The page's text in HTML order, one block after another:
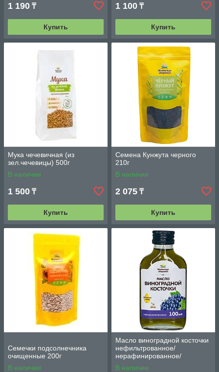
1 190 ₸
Купить
1 100 ₸
Купить
Мука чечевичная (из
зел.чечевицы) 500г
В наличии
1 500 ₸
Купить
Семена Кунжута черного
210г
В наличии
2 075 ₸
Купить
Семечки подсолнечника
очищенные 200г
В наличии
Масло виноградной косточки
нефильтрованное/
нерафинированное/
холодного отжима 100мл
В наличии